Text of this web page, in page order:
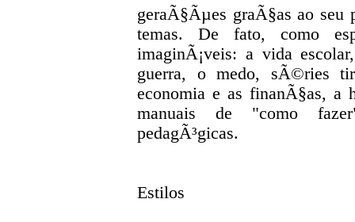
geraÃ§Ãµes graÃ§as ao
temas. De fato, como
imaginÃ¡veis: a vida
guerra, o medo, sÃ©ries
economia e as finanÃ§as, a
manuais de "como
pedagÃ³gicas.
Estilos